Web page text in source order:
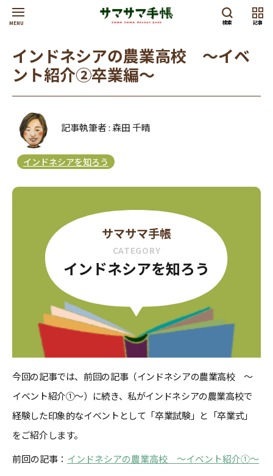
MENU 検索 記事
インドネシアの農業高校 ～イベ
ント紹介②卒業編～
記事執筆者 : 森田 千晴
インドネシアを知ろう
サマサマ手帳
CATEGORY
インドネシアを知ろう
今回の記事では、前回の記事（インドネシアの農業高校 ～
イベント紹介①～）に続き、私がインドネシアの農業高校で
経験した印象的なイベントとして「卒業試験」と「卒業式」
をご紹介します。
前回の記事： インドネシアの農業高校 ～イベント紹介①～